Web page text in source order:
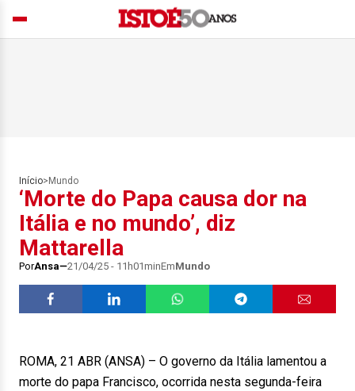
Início> Mundo
‘Morte do Papa causa dor na
Itália e no mundo’, diz
Mattarella
PorAnsa 21/04/25 - 11h01minEmMundo
ROMA, 21 ABR (ANSA) – O governo da Itália lamentou a
morte do papa Francisco, ocorrida nesta segunda-feira